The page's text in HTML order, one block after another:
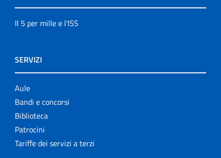
Il 5 per mille e l'ISS
SERVIZI
Aule
Bandi e concorsi
Biblioteca
Patrocini
Tariffe dei servizi a terzi